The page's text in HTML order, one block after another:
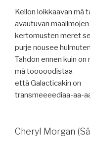
Kellon loikkaavan mä
avautuvan maailmojen
kertomusten meret
purje nousee hulmuten
Tahdon ennen kuin on
mä tooooodistaa
että Galacticakin on
transmeeeediaa-aa-
Cheryl Morgan